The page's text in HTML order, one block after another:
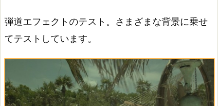
弾道エフェクトのテスト。さまざまな背景に乗せ
てテストしています。